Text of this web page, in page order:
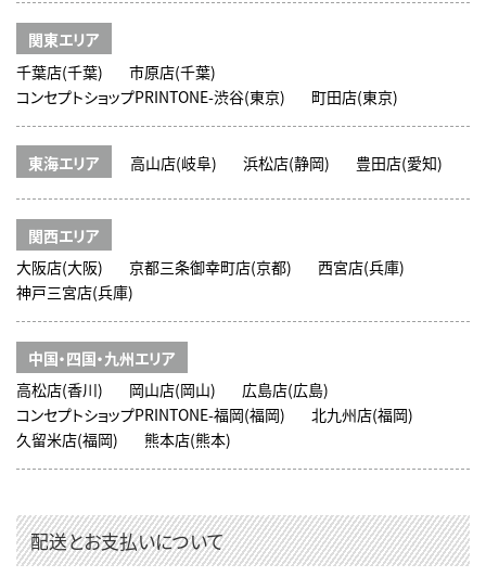
関東エリア
千葉店(千葉)
市原店(千葉)
コンセプトショップPRINTONE-渋谷(東京)
町田店(東京)
東海エリア 高山店(岐阜) 浜松店(静岡) 豊田店(愛知)
関西エリア
大阪店(大阪)
京都三条御幸町店(京都)
西宮店(兵庫)
神戸三宮店(兵庫)
中国・四国・九州エリア
高松店(香川)
岡山店(岡山)
広島店(広島)
コンセプトショップPRINTONE-福岡(福岡)
北九州店(福岡)
久留米店(福岡)
熊本店(熊本)
配送とお支払いについて